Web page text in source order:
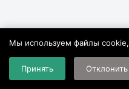
Мы используем файлы cookie,
Принять Отклонить